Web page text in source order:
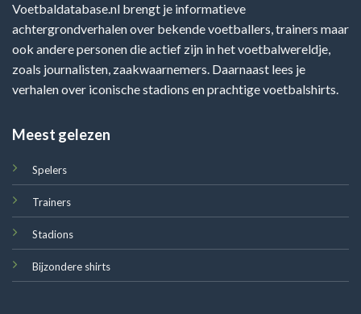
Voetbaldatabase.nl brengt je informatieve
achtergrondverhalen over bekende voetballers, trainers maar
ook andere personen die actief zijn in het voetbalwereldje,
zoals journalisten, zaakwaarnemers. Daarnaast lees je
verhalen over iconische stadions en prachtige voetbalshirts.
Meest gelezen
Spelers
Trainers
Stadions
Bijzondere shirts